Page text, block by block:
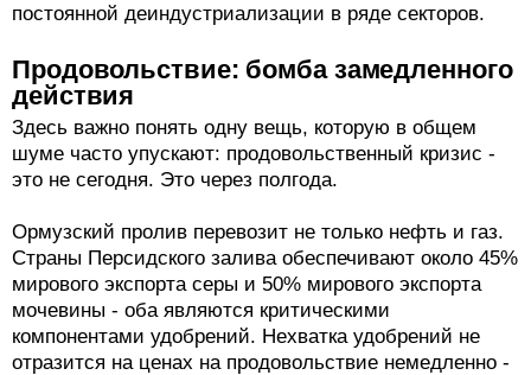
постоянной деиндустриализации в ряде секторов.
Продовольствие: бомба замедленного
действия
Здесь важно понять одну вещь, которую в общем
шуме часто упускают: продовольственный кризис -
это не сегодня. Это через полгода.
Ормузский пролив перевозит не только нефть и газ.
Страны Персидского залива обеспечивают около 45%
мирового экспорта серы и 50% мирового экспорта
мочевины - оба являются критическими
компонентами удобрений. Нехватка удобрений не
отразится на ценах на продовольствие немедленно -